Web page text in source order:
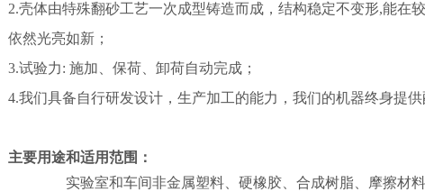
2.壳体由特殊翻砂工艺一次成型铸造而成，结构稳定不变形,能在
依然光亮如新；
3.试验力: 施加、保荷、卸荷自动完成；
4.我们具备自行研发设计，生产加工的能力，我们的机器终身提供
主要用途和适用范围：
实验室和车间非金属塑料、硬橡胶、合成树脂、摩擦材